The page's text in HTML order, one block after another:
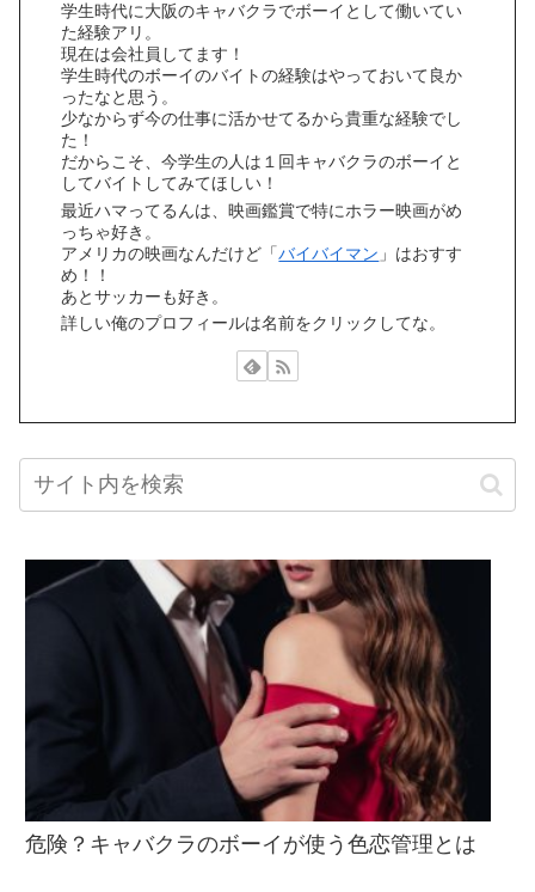
学生時代に大阪のキャバクラでボーイとして働いてい
た経験アリ。
現在は会社員してます！
学生時代のボーイのバイトの経験はやっておいて良か
ったなと思う。
少なからず今の仕事に活かせてるから貴重な経験でし
た！
だからこそ、今学生の人は１回キャバクラのボーイと
してバイトしてみてほしい！
最近ハマってるんは、映画鑑賞で特にホラー映画がめ
っちゃ好き。
アメリカの映画なんだけど「バイバイマン 」はおすす
め！！
あとサッカーも好き。
詳しい俺のプロフィールは名前をクリックしてな。
危険？キャバクラのボーイが使う色恋管理とは